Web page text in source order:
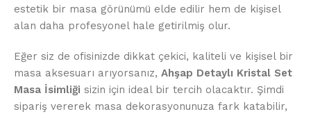
estetik bir masa görünümü elde edilir hem de kişisel
alan daha profesyonel hale getirilmiş olur.
Eğer siz de ofisinizde dikkat çekici, kaliteli ve kişisel bir
masa aksesuarı arıyorsanız, Ahşap Detaylı Kristal Set
Masa İsimliği sizin için ideal bir tercih olacaktır. Şimdi
sipariş vererek masa dekorasyonunuza fark katabilir,